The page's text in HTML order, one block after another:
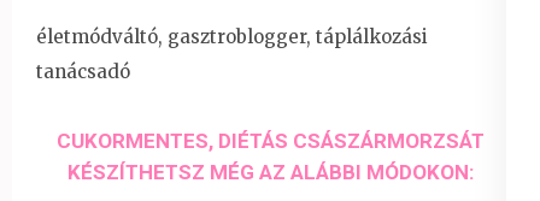
életmódváltó, gasztroblogger, táplálkozási
tanácsadó
CUKORMENTES, DIÉTÁS CSÁSZÁRMORZSÁT
KÉSZÍTHETSZ MÉG AZ ALÁBBI MÓDOKON: